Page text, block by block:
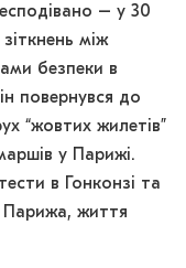
– у 30
між
безпеки в
повернувся до
“жовтих жилетів”
у Парижі.
в Гонконзі та
Парижа, життя